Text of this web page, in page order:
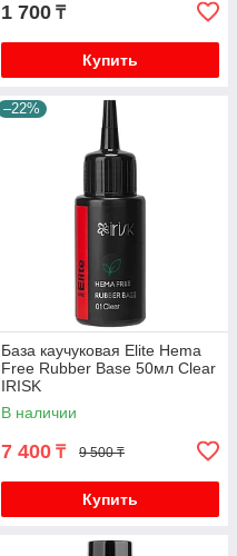
1 700 ₸
Купить
–22%
База каучуковая Elite Hema
Free Rubber Base 50мл Clear
IRISK
В наличии
7 400 ₸ 9 500 ₸
Купить